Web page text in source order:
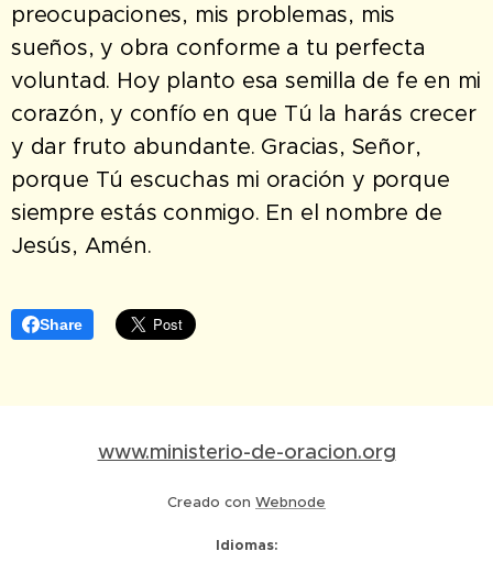
preocupaciones, mis problemas, mis
sueños, y obra conforme a tu perfecta
voluntad. Hoy planto esa semilla de fe en mi
corazón, y confío en que Tú la harás crecer
y dar fruto abundante. Gracias, Señor,
porque Tú escuchas mi oración y porque
siempre estás conmigo. En el nombre de
Jesús, Amén.
Share
www.ministerio-de-oracion.org
Creado con Webnode
Idiomas